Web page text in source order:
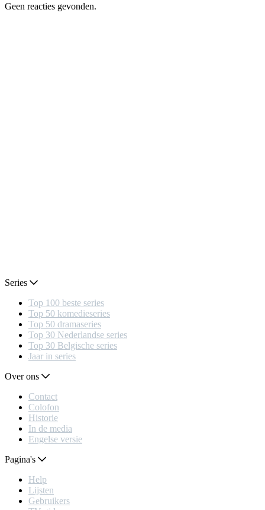
Geen reacties gevonden.
Series
Top 100 beste series
Top 50 komedieseries
Top 50 dramaseries
Top 30 Nederlandse series
Top 30 Belgische series
Jaar in series
Over ons
Contact
Colofon
Historie
In de media
Engelse versie
Pagina's
Help
Lijsten
Gebruikers